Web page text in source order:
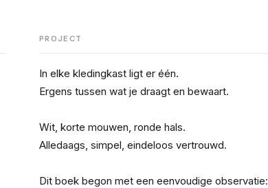
PROJECT
In elke kledingkast ligt er één.
Ergens tussen wat je draagt en bewaart.
Wit, korte mouwen, ronde hals.
Alledaags, simpel, eindeloos vertrouwd.
Dit boek begon met een eenvoudige observatie: